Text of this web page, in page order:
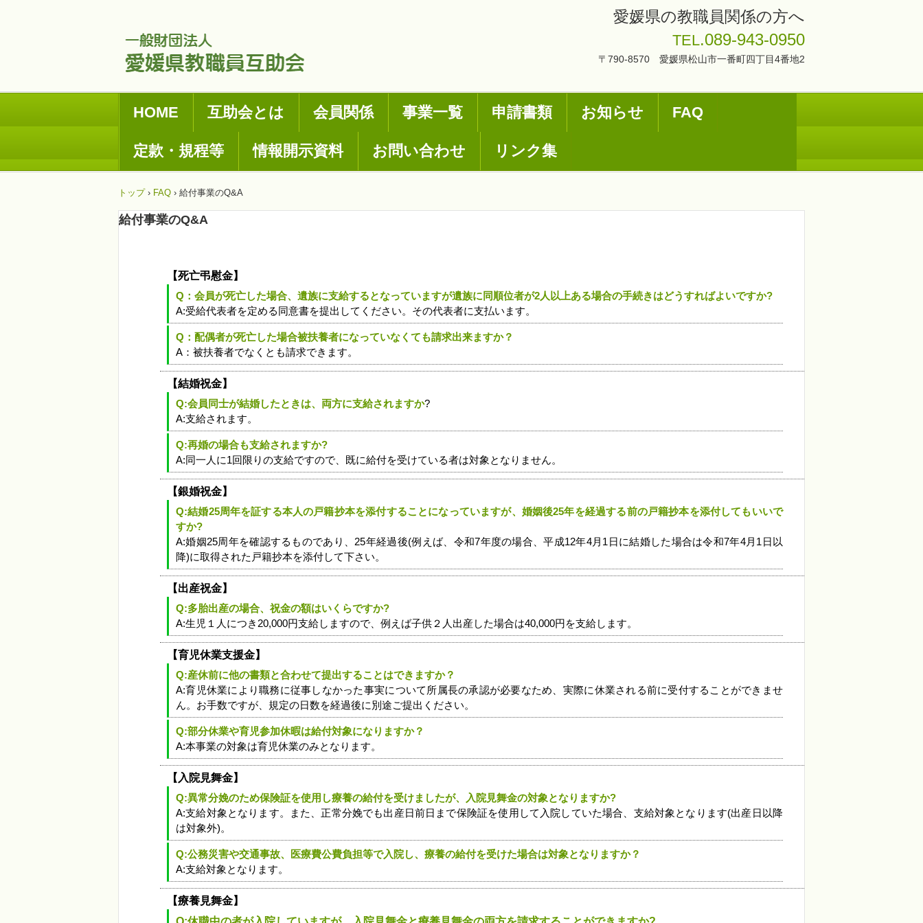
愛媛県の教職員関係の方へ
TEL.089-943-0950
〒790-8570 愛媛県松山市一番町四丁目4番地2
HOME 互助会とは 会員関係 事業一覧 申請書類 お知らせ FAQ
定款・規程等 情報開示資料 お問い合わせ リンク集
トップ › FAQ › 給付事業のQ&A
給付事業のQ&A
【死亡弔慰金】
Q：会員が死亡した場合、遺族に支給するとなっていますが遺族に同順位者が2人以上ある場合の手続きはどうすればよいですか?
A:受給代表者を定める同意書を提出してください。その代表者に支払います。
Q：配偶者が死亡した場合被扶養者になっていなくても請求出来ますか？
A：被扶養者でなくとも請求できます。
【結婚祝金】
Q:会員同士が結婚したときは、両方に支給されますか?
A:支給されます。
Q:再婚の場合も支給されますか?
A:同一人に1回限りの支給ですので、既に給付を受けている者は対象となりません。
【銀婚祝金】
Q:結婚25周年を証する本人の戸籍抄本を添付することになっていますが、婚姻後25年を経過する前の戸籍抄本を添付してもいいで
すか?
A:婚姻25周年を確認するものであり、25年経過後(例えば、令和7年度の場合、平成12年4月1日に結婚した場合は令和7年4月1日以
降)に取得された戸籍抄本を添付して下さい。
【出産祝金】
Q:多胎出産の場合、祝金の額はいくらですか?
A:生児１人につき20,000円支給しますので、例えば子供２人出産した場合は40,000円を支給します。
【育児休業支援金】
Q:産休前に他の書類と合わせて提出することはできますか？
A:育児休業により職務に従事しなかった事実について所属長の承認が必要なため、実際に休業される前に受付することができませ
ん。お手数ですが、規定の日数を経過後に別途ご提出ください。
Q:部分休業や育児参加休暇は給付対象になりますか？
A:本事業の対象は育児休業のみとなります。
【入院見舞金】
Q:異常分娩のため保険証を使用し療養の給付を受けましたが、入院見舞金の対象となりますか?
A:支給対象となります。また、正常分娩でも出産日前日まで保険証を使用して入院していた場合、支給対象となります(出産日以降
は対象外)。
Q:公務災害や交通事故、医療費公費負担等で入院し、療養の給付を受けた場合は対象となりますか？
A:支給対象となります。
【療養見舞金】